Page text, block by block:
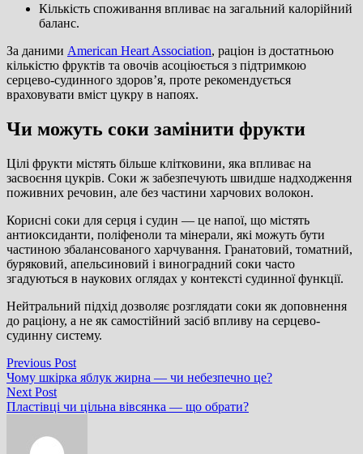
Кількість споживання впливає на загальний калорійний
баланс.
За даними American Heart Association, раціон із достатньою
кількістю фруктів та овочів асоціюється з підтримкою
серцево-судинного здоров’я, проте рекомендується
враховувати вміст цукру в напоях.
Чи можуть соки замінити фрукти
Цілі фрукти містять більше клітковини, яка впливає на
засвоєння цукрів. Соки ж забезпечують швидше надходження
поживних речовин, але без частини харчових волокон.
Корисні соки для серця і судин — це напої, що містять
антиоксиданти, поліфеноли та мінерали, які можуть бути
частиною збалансованого харчування. Гранатовий, томатний,
буряковий, апельсиновий і виноградний соки часто
згадуються в наукових оглядах у контексті судинної функції.
Нейтральний підхід дозволяє розглядати соки як доповнення
до раціону, а не як самостійний засіб впливу на серцево-
судинну систему.
Навігація
записів
Previous PostPrevious
post:
Чому шкірка яблук жирна — чи небезпечно це?
Next PostNext
post:
Пластівці чи цільна вівсянка — що обрати?